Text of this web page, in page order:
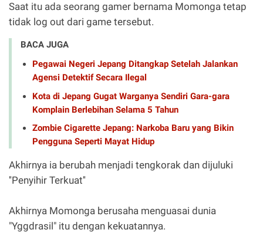
Saat itu ada seorang gamer bernama Momonga tetap
tidak log out dari game tersebut.
BACA JUGA
Pegawai Negeri Jepang Ditangkap Setelah Jalankan
Agensi Detektif Secara Ilegal
Kota di Jepang Gugat Warganya Sendiri Gara-gara
Komplain Berlebihan Selama 5 Tahun
Zombie Cigarette Jepang: Narkoba Baru yang Bikin
Pengguna Seperti Mayat Hidup
Akhirnya ia berubah menjadi tengkorak dan dijuluki
''Penyihir Terkuat''
Akhirnya Momonga berusaha menguasai dunia
"Yggdrasil" itu dengan kekuatannya.